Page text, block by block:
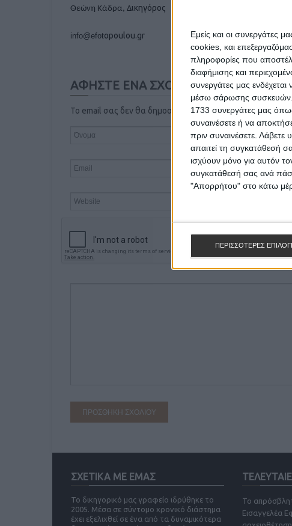
Εμείς και οι συνεργάτες
cookies, και
πληροφορίες που
διαφήμισης και
συνεργάτες μας
μέσω σάρωσης συσκευών.
1733 συνεργάτες μας
συναινέσετε ή να
πριν συναινέσετε. Λάβετε
απαιτεί τη συγκατάθεσή
ισχύουν μόνο για αυτόν
συγκατάθεσή σας ανά
"Απορρήτου" στο κάτω
ΠΕΡΙΣΣΟΤΕΡΕΣ
Θεώνη Κάδρα, Δικηγόρος
info@efotopoulou.gr
ΑΦΗΣΤΕ ΕΝΑ ΣΧΟΛΙΟ
Το email σας δεν θα δημοσιευτεί
ΣΧΕΤΙΚΑ ΜΕ ΕΜΑΣ
Το δικηγορικό μας γραφείο ιδρύθηκε το
2005. Μέσα σε σύντομο χρονικό διάστημα
έχει εξελιχθεί σε ένα από τα δυναμικότερα
Το
Εισαγγελέα